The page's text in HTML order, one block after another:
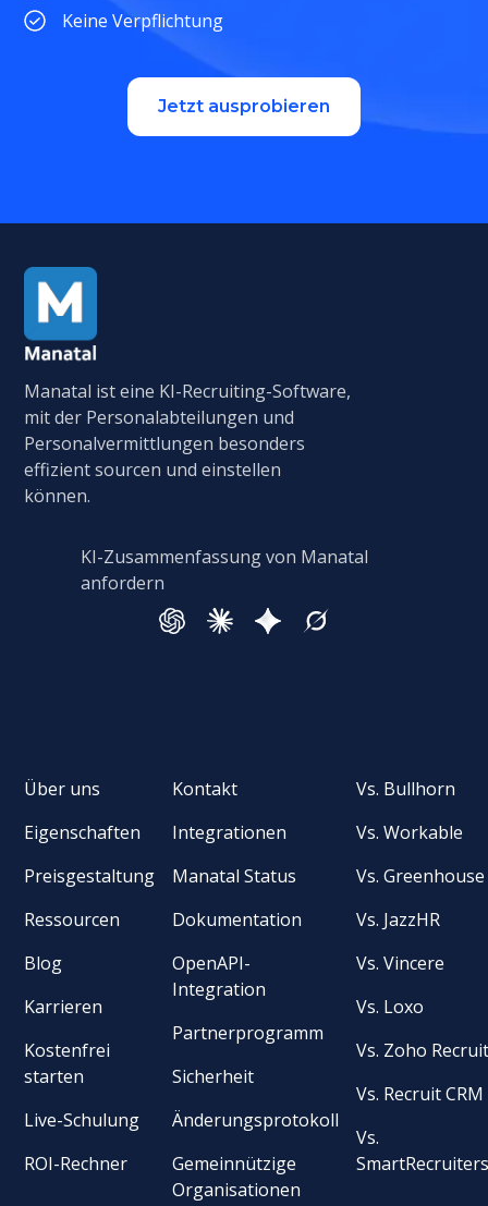
Keine Verpflichtung
Jetzt ausprobieren
Manatal ist eine KI-Recruiting-Software,
mit der Personalabteilungen und
Personalvermittlungen besonders
effizient sourcen und einstellen
können.
KI-Zusammenfassung von Manatal
anfordern
Über uns
Eigenschaften
Preisgestaltung
Ressourcen
Blog
Karrieren
Kostenfrei
starten
Live-Schulung
ROI-Rechner
Kontakt
Integrationen
Manatal Status
Dokumentation
OpenAPI-
Integration
Partnerprogramm
Sicherheit
Änderungsprotokoll
Gemeinnützige
Organisationen
Vs. Bullhorn
Vs. Workable
Vs. Greenhouse
Vs. JazzHR
Vs. Vincere
Vs. Loxo
Vs. Zoho
Vs. Recruit CRM
Vs.